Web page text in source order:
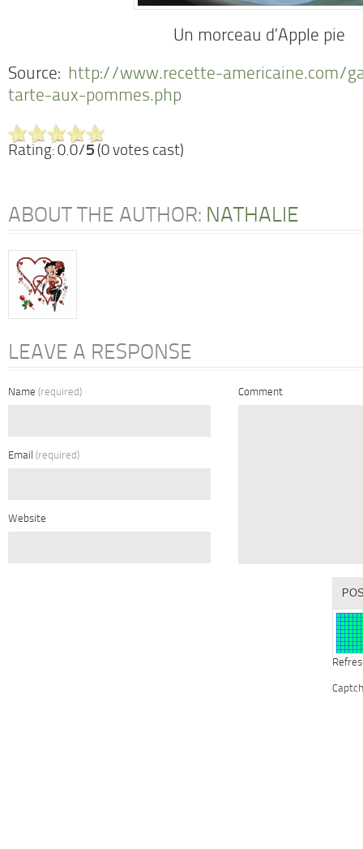
Un morceau d’Apple pie
Source: http://www.recette-americaine.com/
tarte-aux-pommes.php
Rating: 0.0/5 (0 votes cast)
ABOUT THE AUTHOR: NATHALIE
LEAVE A RESPONSE
Name (required)
Email (required)
Website
Comment